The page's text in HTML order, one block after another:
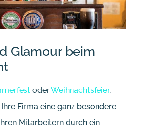
Glamour beim
oderWeihnachtsfeier,
Firma eine ganz besondere
Mitarbeitern durch ein